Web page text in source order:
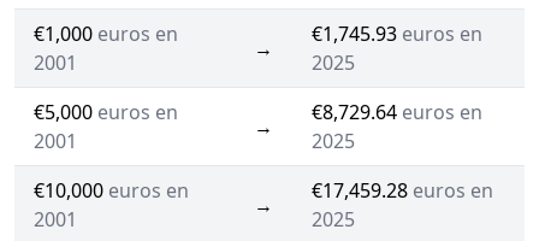
€1,000 euros en
2001
→
€1,745.93 euros en
2025
€5,000 euros en
2001
→
€8,729.64 euros en
2025
€10,000 euros en
2001
→
€17,459.28 euros en
2025